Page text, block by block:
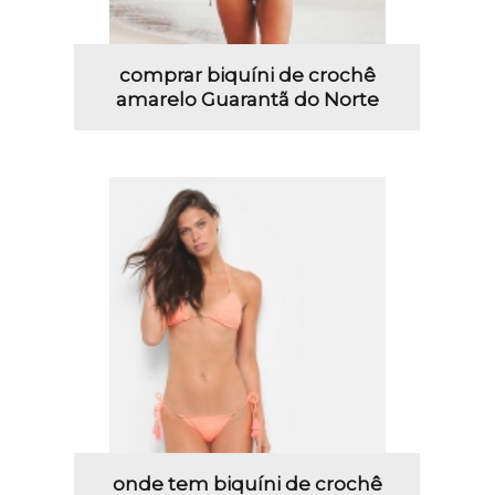
comprar biquíni de crochê
amarelo Guarantã do Norte
onde tem biquíni de crochê